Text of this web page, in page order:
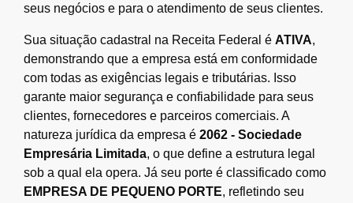
seus negócios e para o atendimento de seus clientes.
Sua situação cadastral na Receita Federal é ATIVA,
demonstrando que a empresa está em conformidade
com todas as exigências legais e tributárias. Isso
garante maior segurança e confiabilidade para seus
clientes, fornecedores e parceiros comerciais. A
natureza jurídica da empresa é 2062 - Sociedade
Empresária Limitada, o que define a estrutura legal
sob a qual ela opera. Já seu porte é classificado como
EMPRESA DE PEQUENO PORTE, refletindo seu